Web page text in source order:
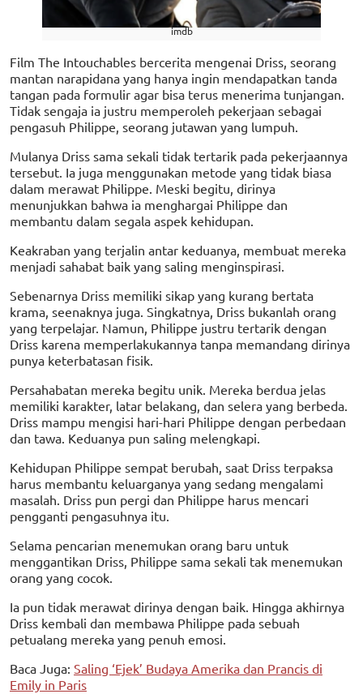
imdb
Film The Intouchables bercerita mengenai Driss, seorang
mantan narapidana yang hanya ingin mendapatkan tanda
tangan pada formulir agar bisa terus menerima tunjangan.
Tidak sengaja ia justru memperoleh pekerjaan sebagai
pengasuh Philippe, seorang jutawan yang lumpuh.
Mulanya Driss sama sekali tidak tertarik pada pekerjaannya
tersebut. Ia juga menggunakan metode yang tidak biasa
dalam merawat Philippe. Meski begitu, dirinya
menunjukkan bahwa ia menghargai Philippe dan
membantu dalam segala aspek kehidupan.
Keakraban yang terjalin antar keduanya, membuat mereka
menjadi sahabat baik yang saling menginspirasi.
Sebenarnya Driss memiliki sikap yang kurang bertata
krama, seenaknya juga. Singkatnya, Driss bukanlah orang
yang terpelajar. Namun, Philippe justru tertarik dengan
Driss karena memperlakukannya tanpa memandang dirinya
punya keterbatasan fisik.
Persahabatan mereka begitu unik. Mereka berdua jelas
memiliki karakter, latar belakang, dan selera yang berbeda.
Driss mampu mengisi hari-hari Philippe dengan perbedaan
dan tawa. Keduanya pun saling melengkapi.
Kehidupan Philippe sempat berubah, saat Driss terpaksa
harus membantu keluarganya yang sedang mengalami
masalah. Driss pun pergi dan Philippe harus mencari
pengganti pengasuhnya itu.
Selama pencarian menemukan orang baru untuk
menggantikan Driss, Philippe sama sekali tak menemukan
orang yang cocok.
Ia pun tidak merawat dirinya dengan baik. Hingga akhirnya
Driss kembali dan membawa Philippe pada sebuah
petualang mereka yang penuh emosi.
Baca Juga: Saling ‘Ejek’ Budaya Amerika dan Prancis di
Emily in Paris